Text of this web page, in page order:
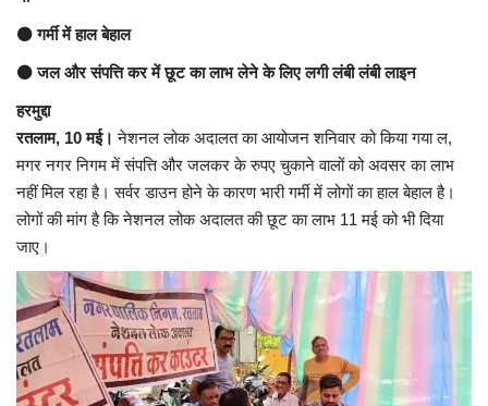
शख्सियत
मनोरंजन
धर्म-संस्कृति
विचार सरोकार
खेल सरोकार
यात्री सरोकार
कर्मचारी सरोकार
⚫ गर्मी में हाल बेहाल
⚫ जल और संपत्ति कर में छूट का लाभ लेने के लिए लगी लंबी लंबी लाइन
हरमुद्दा
रतलाम, 10 मई। नेशनल लोक अदालत का आयोजन शनिवार को किया गया ल,
मगर नगर निगम में संपत्ति और जलकर के रुपए चुकाने वालों को अवसर का लाभ
नहीं मिल रहा है। सर्वर डाउन होने के कारण भारी गर्मी में लोगों का हाल बेहाल है।
लोगों की मांग है कि नेशनल लोक अदालत की छूट का लाभ 11 मई को भी दिया
जाए।